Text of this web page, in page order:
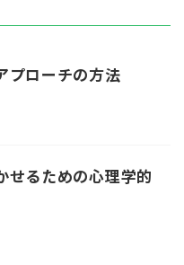
プローチの方法
せるための心理学的